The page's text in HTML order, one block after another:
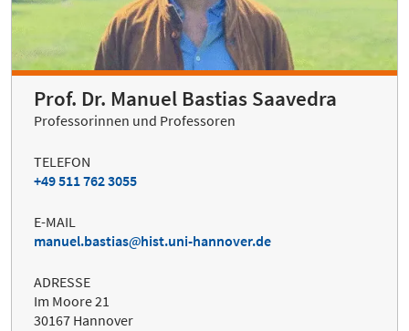
Prof. Dr. Manuel Bastias Saavedra
Professorinnen und Professoren
TELEFON
+49 511 762 3055
E-MAIL
manuel.bastias
hist.uni-hannover.de
ADRESSE
Im Moore 21
30167 Hannover